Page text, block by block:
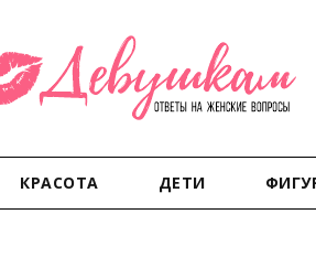
КРАСОТА ДЕТИ